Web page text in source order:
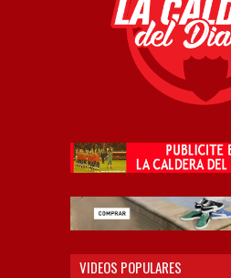
VIDEOS POPULARES